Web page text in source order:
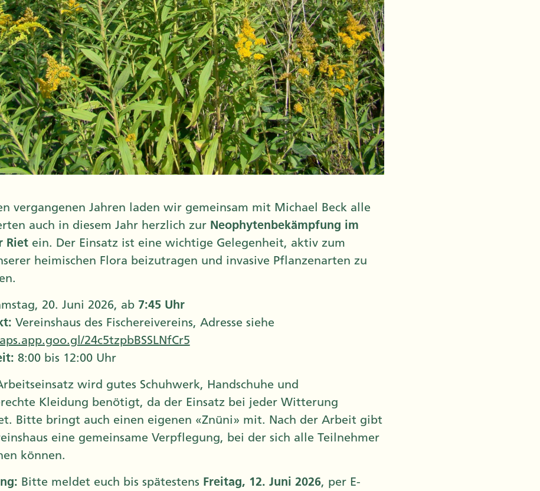
vergangenen Jahren laden wir gemeinsam mit Michael Beck alle
auch in diesem Jahr herzlich zur Neophytenbekämpfung im
Rietein. Der Einsatz ist eine wichtige Gelegenheit, aktiv zum
heimischen Flora beizutragen und invasive Pflanzenarten zu
20. Juni 2026, ab 7:45 Uhr
Vereinshaus des Fischereivereins, Adresse siehe
24c5tzpbBSSLNfCr5
8:00 bis 12:00 Uhr
wird gutes Schuhwerk, Handschuhe und
Kleidung benötigt, da der Einsatz bei jeder Witterung
Bitte bringt auch einen eigenen «Znüni» mit. Nach der Arbeit gibt
eine gemeinsame Verpflegung, bei der sich alle Teilnehmer
können.
Bitte meldet euch bis spätestens Freitag, 12. Juni 2026, per E-